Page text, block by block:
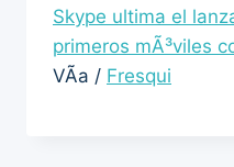
Skype ultima el
primeros mÃ³viles
VÃ­a / Fresqui